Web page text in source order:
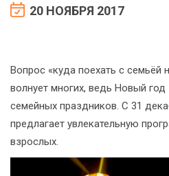
20 НОЯБРЯ 2017
Вопрос «куда поехать с семьёй
волнует многих, ведь Новый
семейных праздников. С 31
предлагает увлекательную
взрослых.